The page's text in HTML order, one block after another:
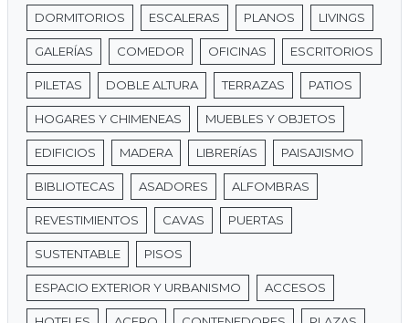
DORMITORIOS ESCALERAS PLANOS LIVINGS
GALERÍAS COMEDOR OFICINAS ESCRITORIOS
PILETAS DOBLE ALTURA TERRAZAS PATIOS
HOGARES Y CHIMENEAS MUEBLES Y OBJETOS
EDIFICIOS MADERA LIBRERÍAS PAISAJISMO
BIBLIOTECAS ASADORES ALFOMBRAS
REVESTIMIENTOS CAVAS PUERTAS
SUSTENTABLE PISOS
ESPACIO EXTERIOR Y URBANISMO ACCESOS